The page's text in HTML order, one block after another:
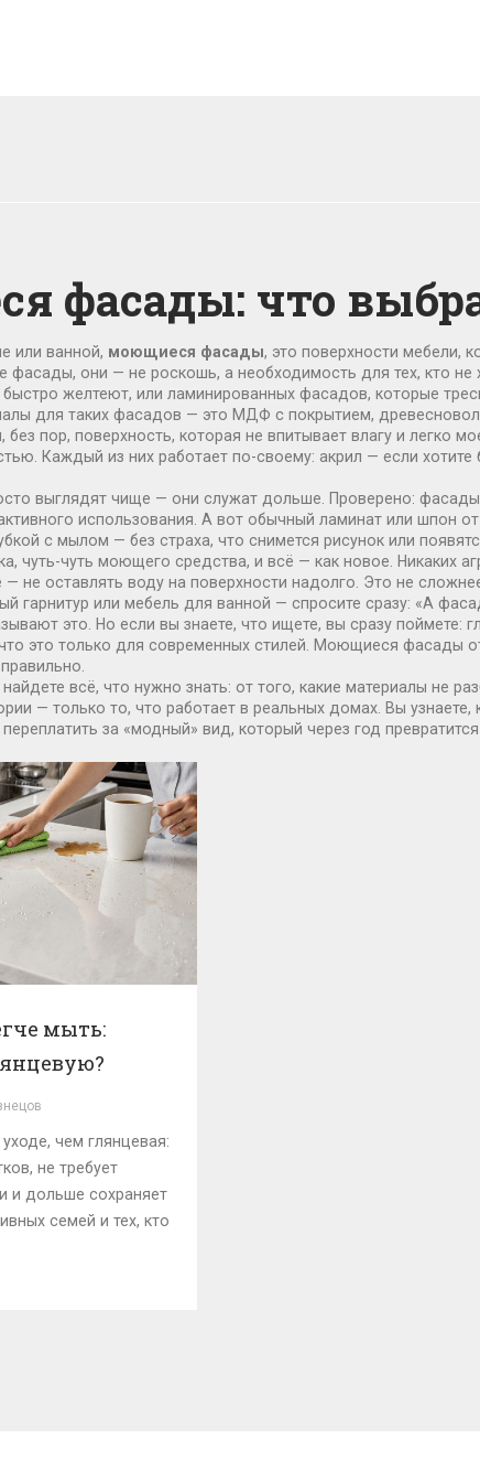
фасады: что
или ванной, моющиеся фасады, это поверхности мебели,
фасады, они — не роскошь, а необходимость для тех, кто
желтеют, или ламинированных фасадов, которые
для таких фасадов — это МДФ с покрытием,
без пор, поверхность, которая не впитывает влагу и легко
. Каждый из них работает по-своему: акрил — если
выглядят чище — они служат дольше. Проверено:
использования. А вот обычный ламинат или шпон
с мылом — без страха, что снимется рисунок или
чуть-чуть моющего средства, и всё — как новое. Никаких
— не оставлять воду на поверхности надолго. Это не
гарнитур или мебель для ванной — спросите сразу: «А
это. Но если вы знаете, что ищете, вы сразу поймете:
это только для современных стилей. Моющиеся фасады
всё, что нужно знать: от того, какие материалы не
— только то, что работает в реальных домах. Вы
за «модный» вид, который через год
мыть:
чем глянцевая:
не требует
и дольше сохраняет
семей и тех, кто